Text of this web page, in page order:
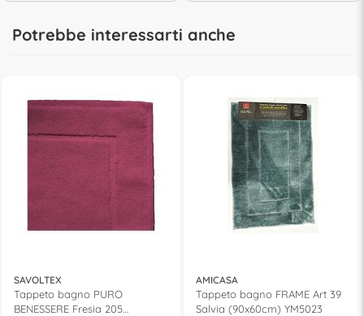
Potrebbe interessarti anche
SAVOLTEX
Tappeto bagno PURO
BENESSERE Fresia 205
AMICASA
Tappeto bagno FRAME Art 39
Salvia (90x60cm) YM5023